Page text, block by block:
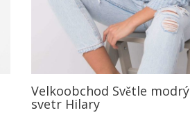
Velkoobchod Světle modrý
svetr Hilary